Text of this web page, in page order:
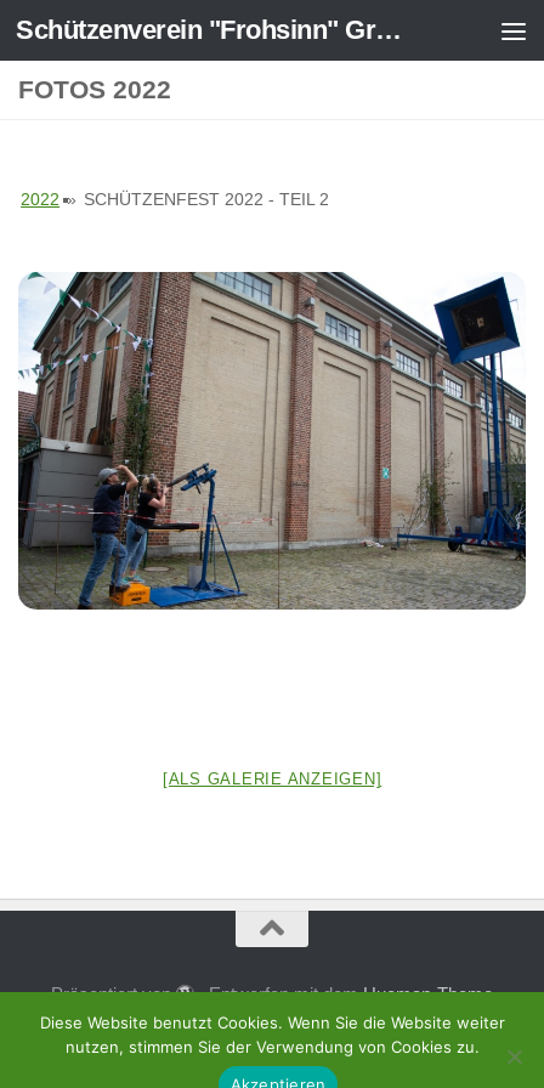
Zum Inhalt springen Schützenverein "Frohsinn" Greven-Ost 1925 e.V.
FOTOS 2022
2022 » SCHÜTZENFEST 2022 - TEIL 2
[ALS GALERIE ANZEIGEN]
Präsentiert von - Entworfen mit demHueman-Theme
Diese Website benutzt Cookies. Wenn Sie die Website weiter
nutzen, stimmen Sie der Verwendung von Cookies zu.
Akzeptieren